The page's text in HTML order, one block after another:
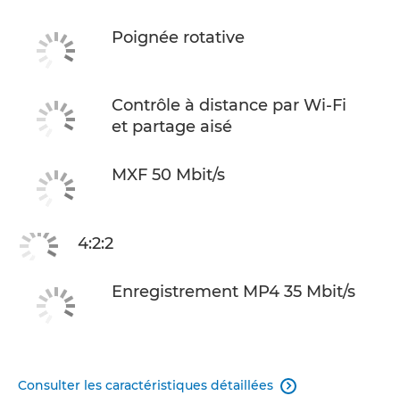
Poignée rotative
Contrôle à distance par Wi-Fi
et partage aisé
MXF 50 Mbit/s
4:2:2
Enregistrement MP4 35 Mbit/s
Consulter les caractéristiques détaillées 